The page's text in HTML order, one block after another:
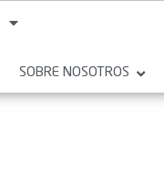
SOBRE NOSOTROS